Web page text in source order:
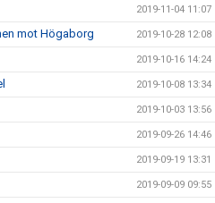
2019-11-04 11:07
mot Högaborg 2019-10-28 12:08
2019-10-16 14:24
2019-10-08 13:34
2019-10-03 13:56
2019-09-26 14:46
2019-09-19 13:31
2019-09-09 09:55